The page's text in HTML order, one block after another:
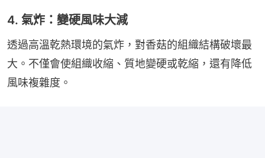
4. 氣炸：變硬風味大減
透過高溫乾熱環境的氣炸，對香菇的組織結構破壞最
大。不僅會使組織收縮、質地變硬或乾縮，還有降低
風味複雜度。